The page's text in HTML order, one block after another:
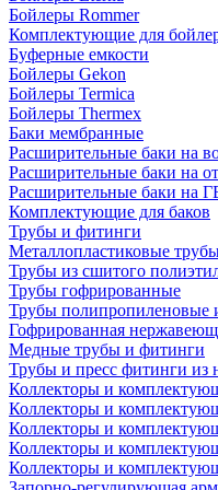
Бойлеры Rommer
Комплектующие для
Буферные емкости
Бойлеры Gekon
Бойлеры Termica
Бойлеры Thermex
Баки мембранные
Расширительные баки на
Расширительные баки на
Расширительные баки на
Комплектующие для баков
Трубы и фитинги
Металлопластиковые
Трубы из сшитого
Трубы гофрированные
Трубы полипропиленовые
Гофрированная
Медные трубы и фитинги
Трубы и пресс фитинги
Коллекторы и
Коллекторы и
Коллекторы и
Коллекторы и
Коллекторы и